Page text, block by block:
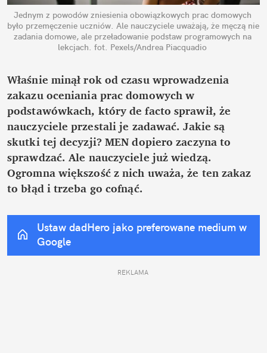
Jednym z powodów zniesienia obowiązkowych prac domowych
było przemęczenie uczniów. Ale nauczyciele uważają, że męczą nie
zadania domowe, ale przeładowanie podstaw programowych na
lekcjach. fot. Pexels/Andrea Piacquadio
Właśnie minął rok od czasu wprowadzenia
zakazu oceniania prac domowych w
podstawówkach, który de facto sprawił, że
nauczyciele przestali je zadawać. Jakie są
skutki tej decyzji? MEN dopiero zaczyna to
sprawdzać. Ale nauczyciele już wiedzą.
Ogromna większość z nich uważa, że ten zakaz
to błąd i trzeba go cofnąć.
Ustaw dadHero jako preferowane medium w
Google
REKLAMA